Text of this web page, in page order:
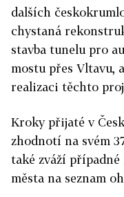
dalších
chystaná
stavba tunelu pro
mostu přes Vltavu,
realizaci těchto
Kroky přijaté v
zhodnotí na svém
také zváží
města na seznam